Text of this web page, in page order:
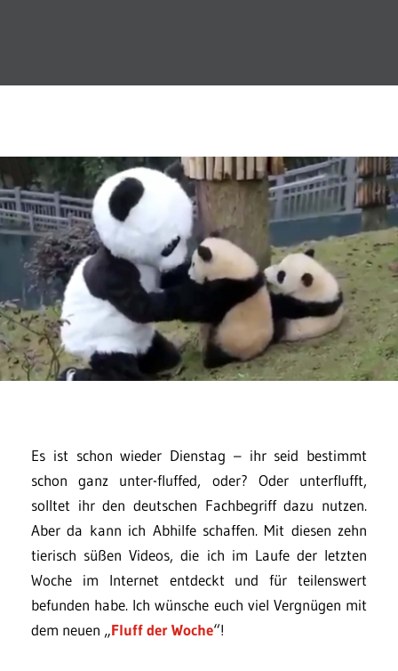
Es ist schon wieder Dienstag – ihr seid bestimmt
schon ganz unter-fluffed, oder? Oder unterflufft,
solltet ihr den deutschen Fachbegriff dazu nutzen.
Aber da kann ich Abhilfe schaffen. Mit diesen zehn
tierisch süßen Videos, die ich im Laufe der letzten
Woche im Internet entdeckt und für teilenswert
befunden habe. Ich wünsche euch viel Vergnügen mit
dem neuen „Fluff der Woche“!